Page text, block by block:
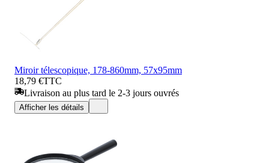
Miroir télescopique, 178-860mm, 57x95mm
18,79 €TTC
Livraison au plus tard le 2-3 jours ouvrés
Afficher les détails